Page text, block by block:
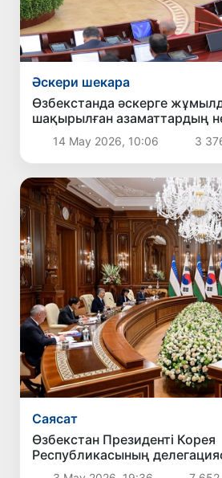
Әскери шекара
Өзбекстанда әскерге
шақырылған азаматтардың
кейінге қалдырылады
14 Мау 2026, 10:06 3
Саясат
Өзбекстан Президенті Корея
Республикасының